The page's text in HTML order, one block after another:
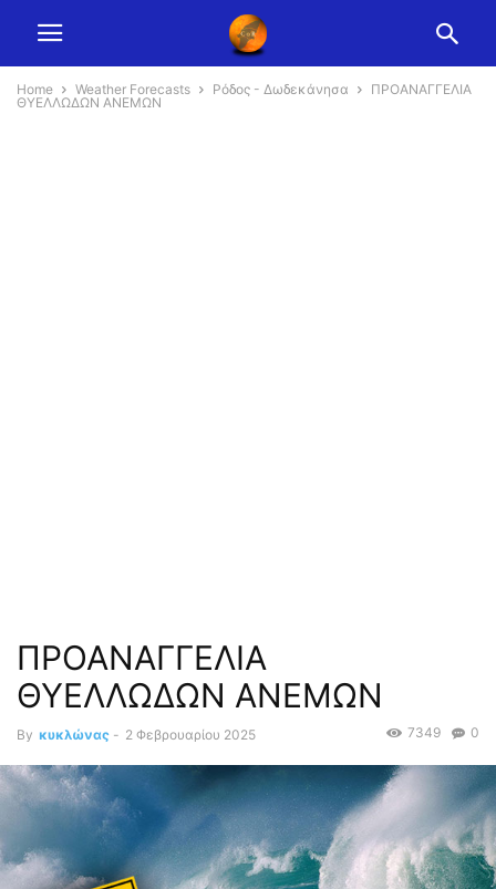
Home Weather Forecasts Ρόδος - Δωδεκάνησα
ΠΡΟΑΝΑΓΓΕΛΙΑ
ΘΥΕΛΛΩΔΩΝ ΑΝΕΜΩΝ
ΠΡΟΑΝΑΓΓΕΛΙΑ
ΘΥΕΛΛΩΔΩΝ ΑΝΕΜΩΝ
By κυκλώνας - 2 Φεβρουαρίου 2025 0
7349